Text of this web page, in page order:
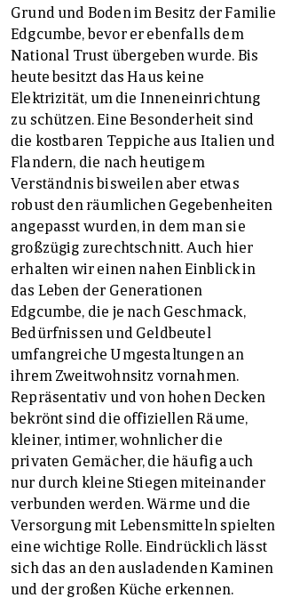
Grund und Boden im Besitz der Familie
Edgcumbe, bevor er ebenfalls dem
National Trust übergeben wurde. Bis
heute besitzt das Haus keine
Elektrizität, um die Inneneinrichtung
zu schützen. Eine Besonderheit sind
die kostbaren Teppiche aus Italien und
Flandern, die nach heutigem
Verständnis bisweilen aber etwas
robust den räumlichen Gegebenheiten
angepasst wurden, in dem man sie
großzügig zurechtschnitt. Auch hier
erhalten wir einen nahen Einblick in
das Leben der Generationen
Edgcumbe, die je nach Geschmack,
Bedürfnissen und Geldbeutel
umfangreiche Umgestaltungen an
ihrem Zweitwohnsitz vornahmen.
Repräsentativ und von hohen Decken
bekrönt sind die offiziellen Räume,
kleiner, intimer, wohnlicher die
privaten Gemächer, die häufig auch
nur durch kleine Stiegen miteinander
verbunden werden. Wärme und die
Versorgung mit Lebensmitteln spielten
eine wichtige Rolle. Eindrücklich lässt
sich das an den ausladenden Kaminen
und der großen Küche erkennen.